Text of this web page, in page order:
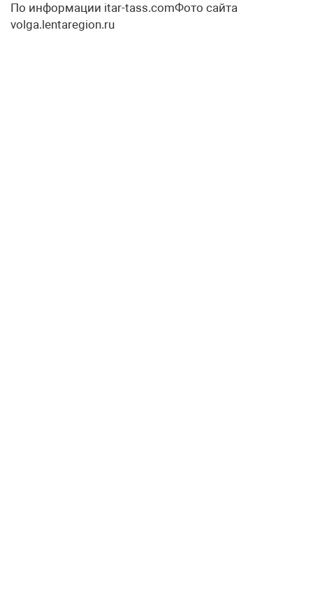
По информации itar-tass.comФото сайта
volga.lentaregion.ru